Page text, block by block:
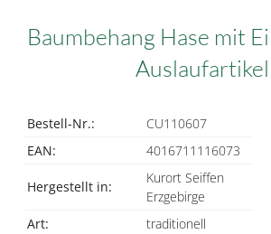
Baumbehang Hase mit
Auslaufartikel
Bestell-Nr.:
CU110607
EAN:
4016711116073
Hergestellt in:
Kurort Seiffen
Erzgebirge
Art:
traditionell